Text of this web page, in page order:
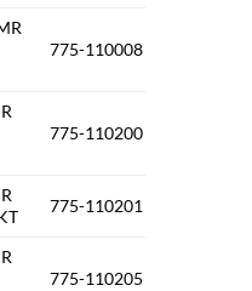
775-110008
775-110200
775-110201
775-110205